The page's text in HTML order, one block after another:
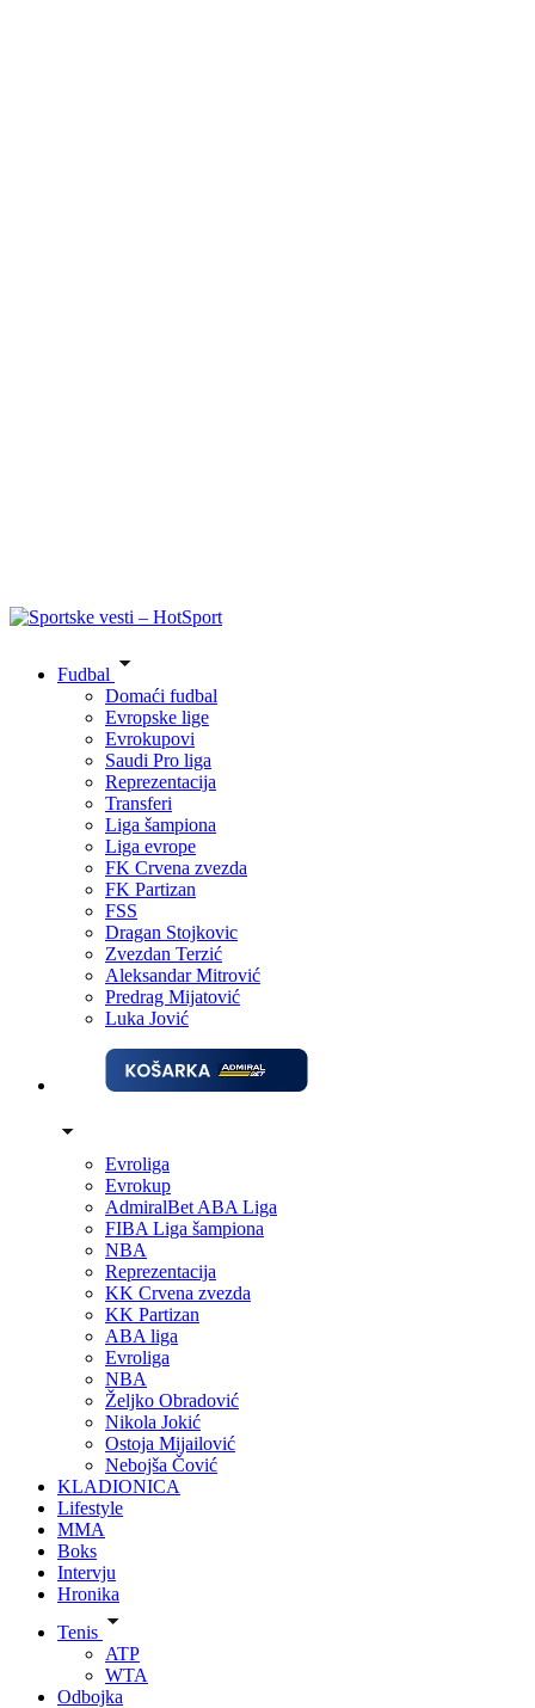
Fudbal
Domaći fudbal
Evropske lige
Evrokupovi
Saudi Pro liga
Reprezentacija
Transferi
Liga šampiona
Liga evrope
FK Crvena zvezda
FK Partizan
FSS
Dragan Stojkovic
Zvezdan Terzić
Aleksandar Mitrović
Predrag Mijatović
Luka Jović
Evroliga
Evrokup
AdmiralBet ABA Liga
FIBA Liga šampiona
NBA
Reprezentacija
KK Crvena zvezda
KK Partizan
ABA liga
Evroliga
NBA
Željko Obradović
Nikola Jokić
Ostoja Mijailović
Nebojša Čović
KLADIONICA
Lifestyle
MMA
Boks
Intervju
Hronika
Tenis
ATP
WTA
Odbojka